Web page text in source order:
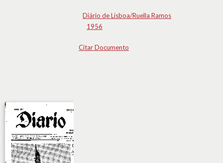
Diário de Lisboa/Ruella Ramos
1956
Citar Documento